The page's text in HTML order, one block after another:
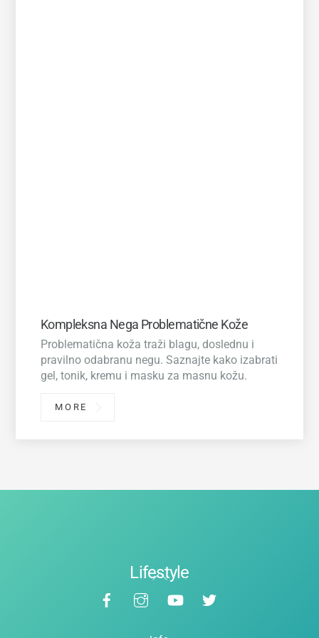
Kompleksna Nega Problematične Kože
Problematična koža traži blagu, doslednu i
pravilno odabranu negu. Saznajte kako izabrati
gel, tonik, kremu i masku za masnu kožu.
MORE
Back
To
Lifestyle
FacebookInstagramYouTube